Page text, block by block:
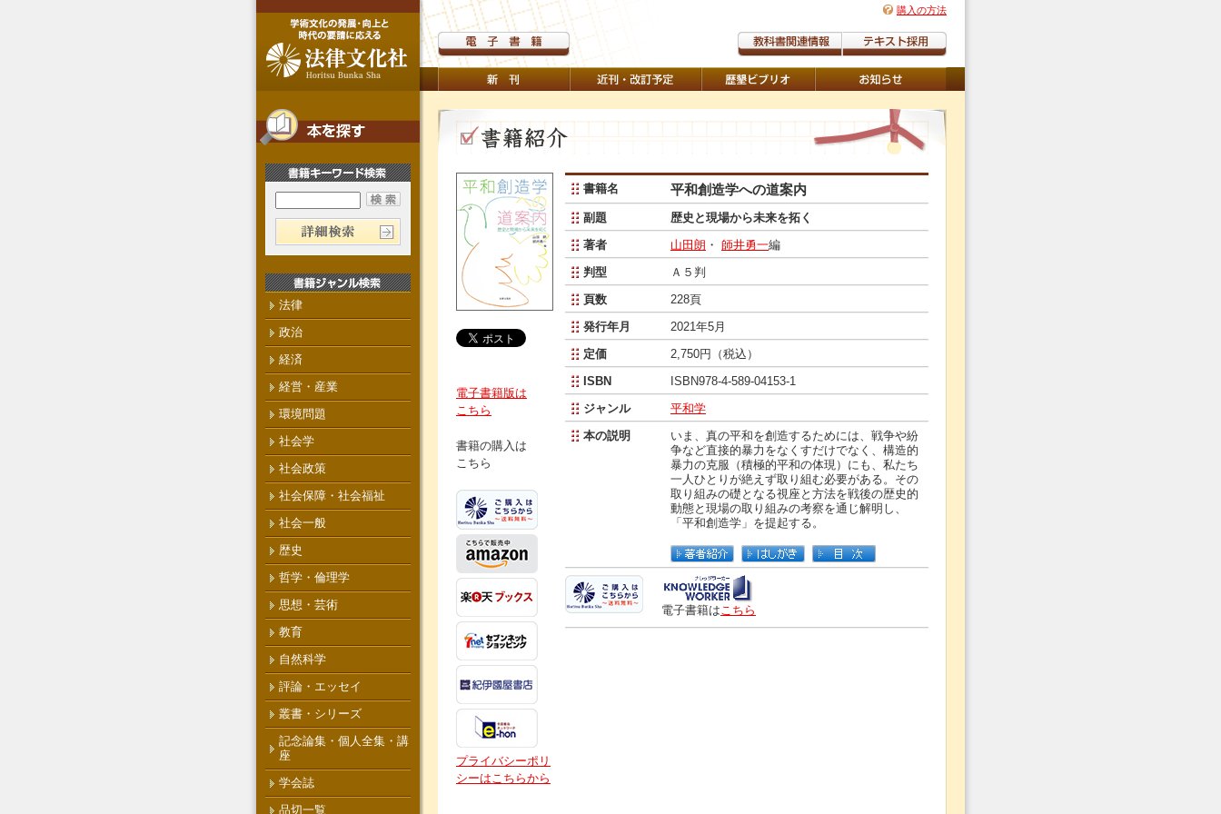
購入の方法
電子書籍版は
こちら
書籍の購入は
こちら
プライバシーポリ
シーはこちらから
書籍名 平和創造学への道案内
副題
歴史と現場から未来を拓く
著者
山田朗 ・ 師井勇一編
判型
Ａ５判
頁数
228頁
発行年月
2021年5月
定価
2,750円（税込）
ISBN
ISBN978-4-589-04153-1
ジャンル
平和学
本の説明
いま、真の平和を創造するためには、戦争や紛
争など直接的暴力をなくすだけでなく、構造的
暴力の克服（積極的平和の体現）にも、私たち
一人ひとりが絶えず取り組む必要がある。その
取り組みの礎となる視座と方法を戦後の歴史的
動態と現場の取り組みの考察を通じ解明し、
「平和創造学」を提起する。
電子書籍はこちら
法律
政治
経済
経営・産業
環境問題
社会学
社会政策
社会保障・社会福祉
社会一般
歴史
哲学・倫理学
思想・芸術
教育
自然科学
評論・エッセイ
叢書・シリーズ
記念論集・個人全集・講
座
学会誌
品切一覧